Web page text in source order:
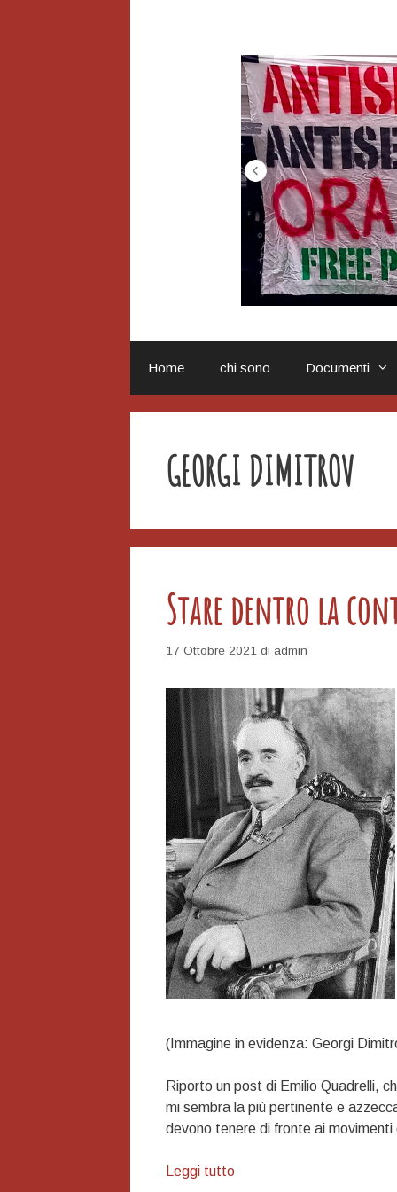
Home chi sono Documenti
GEORGI DIMITROV
Stare dentro la
17 Ottobre 2021 di admin
(Immagine in evidenza: Georgi
Riporto un post di Emilio Quadrelli,
mi sembra la più pertinente e
devono tenere di fronte ai movimenti
Leggi tuttoStare